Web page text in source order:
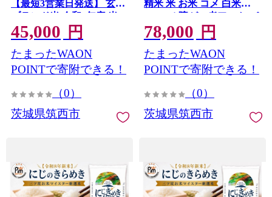
【最短3営業日発送】 玄米
ブランド米 令和7年産 米
お米 ライス オコメ コメ 玄
米ごはん 玄米30kg 国産 弁
当 おこめ ※ 送料無料 茨城
県産 R7 30kg 米30kg 30キ
んまい 茨城県 筑西市 関東
45,000 円
たまったWAON
POINTで寄附できる！
（0）
茨城県筑西市
精米 米 お米 コメ 白米
kome（ 障がい者アート パ
ッケージ ）関東 茨城県 筑
西市 三ツ星 マイスター
78,000 円
たまったWAON
POINTで寄附できる！
（0）
茨城県筑西市